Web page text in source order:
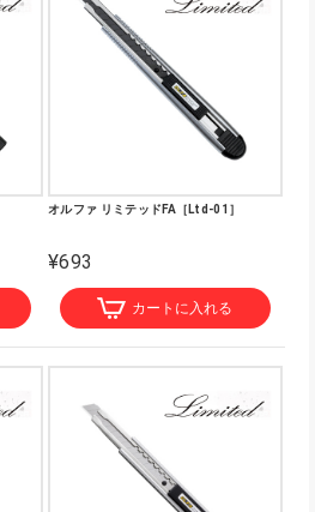
オルファ リミテッドFA［Ltd-01］
¥693
カートに入れる